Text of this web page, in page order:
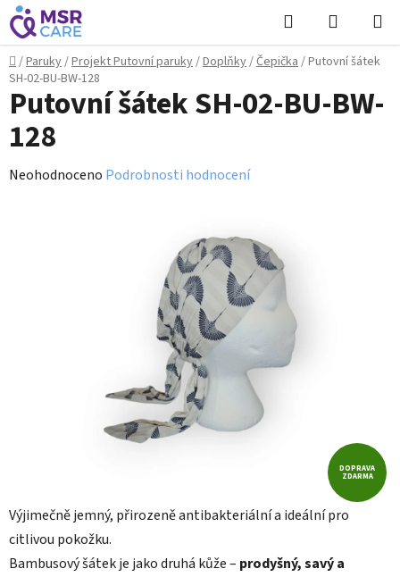
Přejít
na
obsah
Hledat
KOŠÍK
Domů
/Paruky/Projekt Putovní paruky/Doplňky/Čepička/Putovní šátek
SH-02-BU-BW-128
Výjimečně jemný, přirozeně antibakteriální a ideální pro
citlivou pokožku.
Bambusový šátek je jako druhá kůže – prodyšný, savý a
Putovní šátek SH-02-BU-BW-
128
Průměrné
Neohodnoceno Podrobnosti hodnocení
DOPRAVA
ZDARMA